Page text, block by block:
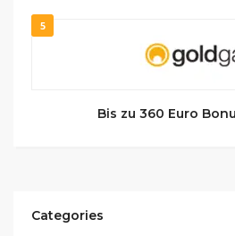
5
Bis zu 360 Euro
Categories